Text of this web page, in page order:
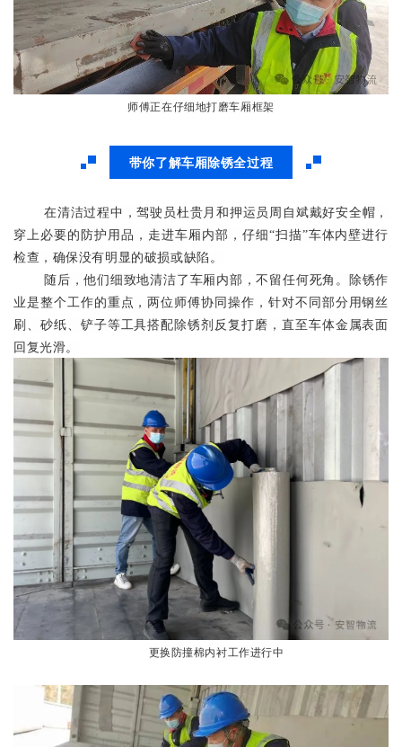
师傅正在仔细地打磨车厢框架
带你了解车厢除锈全过程
在清洁过程中，驾驶员杜贵月和押运员周自斌戴好安全帽，
穿上必要的防护用品，走进车厢内部 ， 仔细“扫描”车体内壁进行
检查，确保没有明显的破损或缺陷 。
随后，他们细致地清洁了车厢内部，不留任何死角。除锈作
业是整个工作的重点，两位师傅协同操作，针对不同部分用钢丝
刷、砂纸、铲子等工具搭配除锈剂反复打磨，直至车体金属表面
回复光滑。
更换防撞棉内衬工作进行中